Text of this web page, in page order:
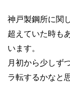
神戸製鋼所に関
超えていた時も
います。
月初から少しず
ラ転するかなと